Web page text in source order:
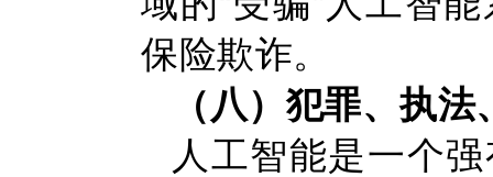
保险欺诈。
（八）犯罪、执
人工智能是一个